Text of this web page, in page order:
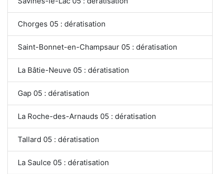
Chorges 05 : dératisation
Saint-Bonnet-en-Champsaur 05 : dératisation
La Bâtie-Neuve 05 : dératisation
Gap 05 : dératisation
La Roche-des-Arnauds 05 : dératisation
Tallard 05 : dératisation
La Saulce 05 : dératisation